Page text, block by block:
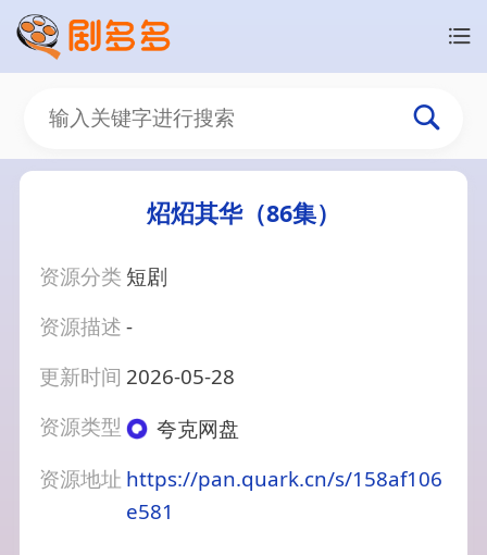
炤炤其华（86集）
资源分类 短剧
资源描述-
更新时间 2026-05-28
资源类型
夸克网盘
资源地址 https://pan.quark.cn/s/158af106
e581